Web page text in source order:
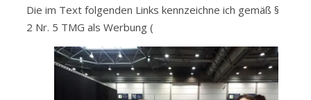
Die im Text folgenden Links kennzeichne ich gemäß §
2 Nr. 5 TMG als Werbung (